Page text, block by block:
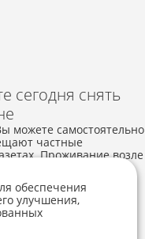
сегодня снять
можете самостоятельно
частные
Проживание возле
от 130 долларов в
может
Вы можете
срок при совместном
жильцами. Цена
ремонта и
обеспечения
улучшения,